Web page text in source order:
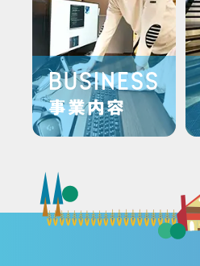
BUSINESS
事業内容